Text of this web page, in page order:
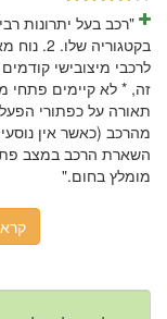
זה, * לא קיימים פתחי
תאורה על כפתורי
מהרכב (כאשר אין
השארת הרכב במצב
מומלץ בחום."
קרא עוד 1